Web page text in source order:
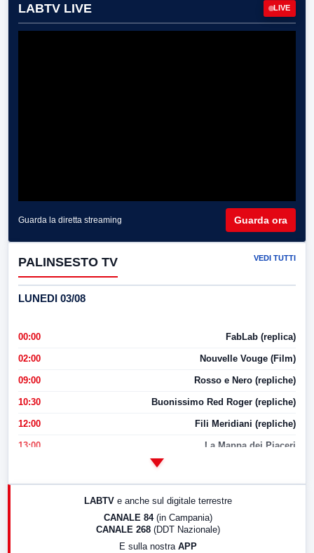
LABTV LIVE LIVE
Guarda la diretta streaming Guarda ora
PALINSESTO TV VEDI TUTTI
LUNEDI 03/08
00:00 FabLab (replica)
02:00 Nouvelle Vouge (Film)
09:00 Rosso e Nero (repliche)
10:30 Buonissimo Red Roger (repliche)
12:00 Fili Meridiani (repliche)
13:00 La Mappa dei Piaceri
17:00 LabNews (replica)
LABTV e anche sul digitale terrestre
CANALE 84 (in Campania)
CANALE 268 (DDT Nazionale)
E sulla nostra APP